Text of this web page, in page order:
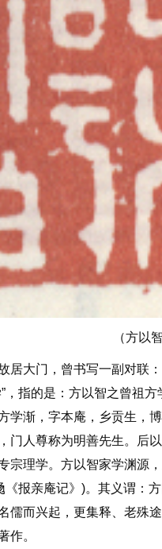
（方以
大门，曾书写一副对联：
指的是：方以智之曾祖方
学渐，字本庵，乡贡生，
门人尊称为明善先生。后
宗理学。方以智家学渊源
《报亲庵记》)。其义谓：
儒而兴起，更集释、老殊
作。